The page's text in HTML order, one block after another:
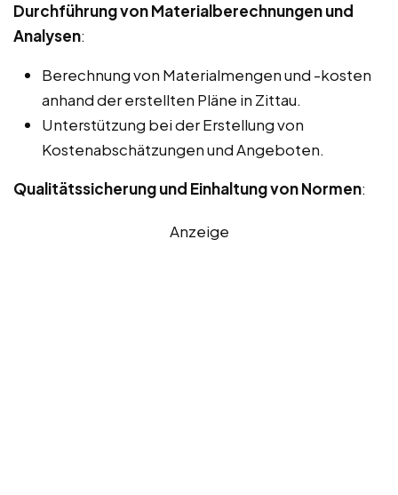
Durchführung von Materialberechnungen und
Analysen:
Berechnung von Materialmengen und -kosten
anhand der erstellten Pläne in Zittau.
Unterstützung bei der Erstellung von
Kostenabschätzungen und Angeboten.
Qualitätssicherung und Einhaltung von Normen:
Anzeige